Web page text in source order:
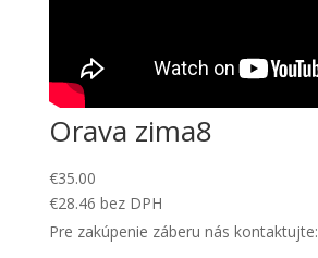
Orava zima8
€35.00
€28.46 bez DPH
Pre zakúpenie záberu nás kontaktujte: